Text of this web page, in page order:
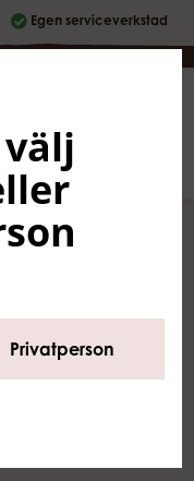
Egen serviceverkstad
0
Privatperson